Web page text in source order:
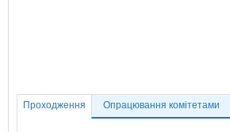
Проходження Опрацювання комітетами